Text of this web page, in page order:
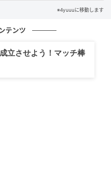
※4yuuuに移動します
テンツ
立させよう！マッチ棒